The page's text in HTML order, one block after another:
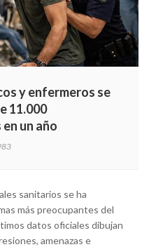
y enfermeros se
11.000
un año
sanitarios se ha
más preocupantes del
datos oficiales dibujan
amenazas e